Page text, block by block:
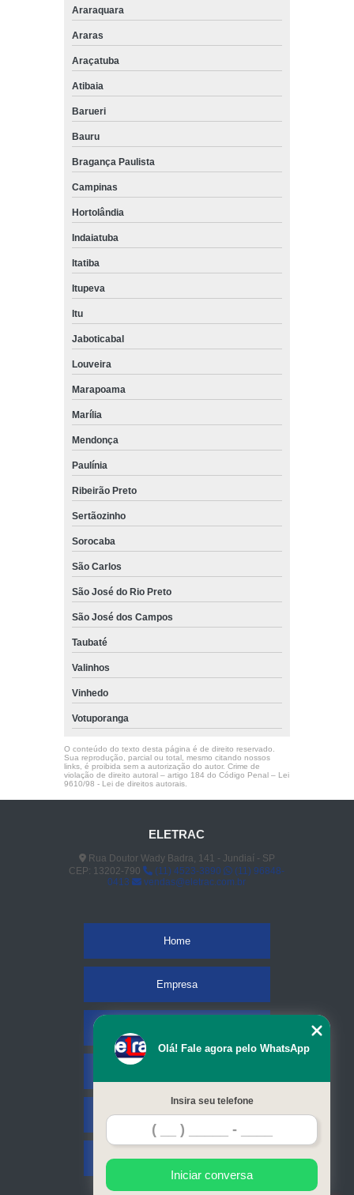
Araraquara
Araras
Araçatuba
Atibaia
Barueri
Bauru
Bragança Paulista
Campinas
Hortolândia
Indaiatuba
Itatiba
Itupeva
Itu
Jaboticabal
Louveira
Marapoama
Marília
Mendonça
Paulínia
Ribeirão Preto
Sertãozinho
Sorocaba
São Carlos
São José do Rio Preto
São José dos Campos
Taubaté
Valinhos
Vinhedo
Votuporanga
O conteúdo do texto desta página é de direito reservado.
Sua reprodução, parcial ou total, mesmo citando nossos
links, é proibida sem a autorização do autor. Crime de
violação de direito autoral – artigo 184 do Código Penal – Lei
9610/98 - Lei de direitos autorais.
ELETRAC
Rua Doutor Wady Badra, 141 - Jundiaí - SP
CEP: 13202-790
(11) 4523-3890
(11) 96848-
0413
vendas@eletrac.com.br
Home
Empresa
Contato
Mapa do site
Olá! Fale agora pelo WhatsApp
Insira seu telefone
Iniciar conversa